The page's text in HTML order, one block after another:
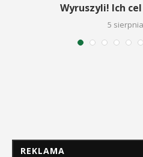
Wyruszyli! Ich
5
REKLAMA